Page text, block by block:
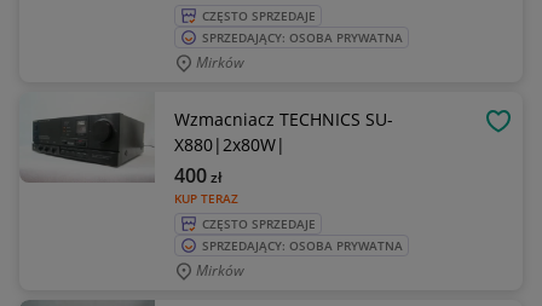
CZĘSTO SPRZEDAJE
SPRZEDAJĄCY: OSOBA PRYWATNA
Mirków
Wzmacniacz TECHNICS SU-
X880|2x80W|
KUP TERAZ
400zł
CZĘSTO SPRZEDAJE
SPRZEDAJĄCY: OSOBA PRYWATNA
Mirków